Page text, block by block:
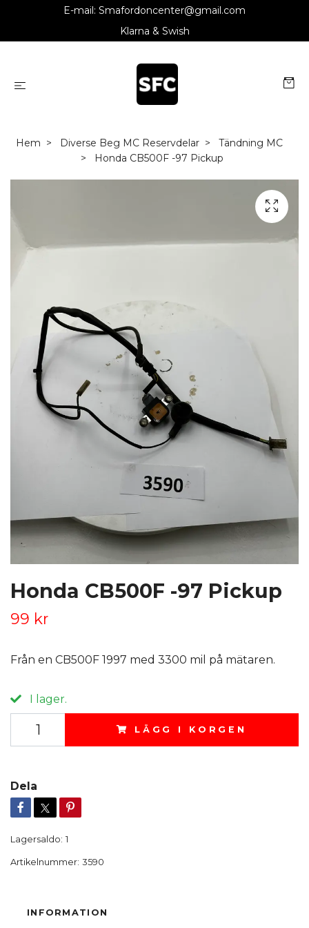
E-mail: Smafordoncenter@gmail.com
Klarna & Swish
Hem Diverse Beg MC Reservdelar
Tändning MC
Honda CB500F -97 Pickup
Honda CB500F -97 Pickup
99 kr
Från en CB500F 1997 med 3300 mil på mätaren.
I lager.
LÄGG I KORGEN
Dela
Lagersaldo: 1
Artikelnummer: 3590
INFORMATION